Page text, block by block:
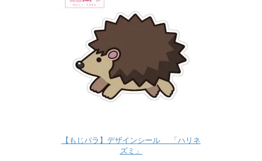
【もじパラ】デザインシール 「ハリネ
ズミ」